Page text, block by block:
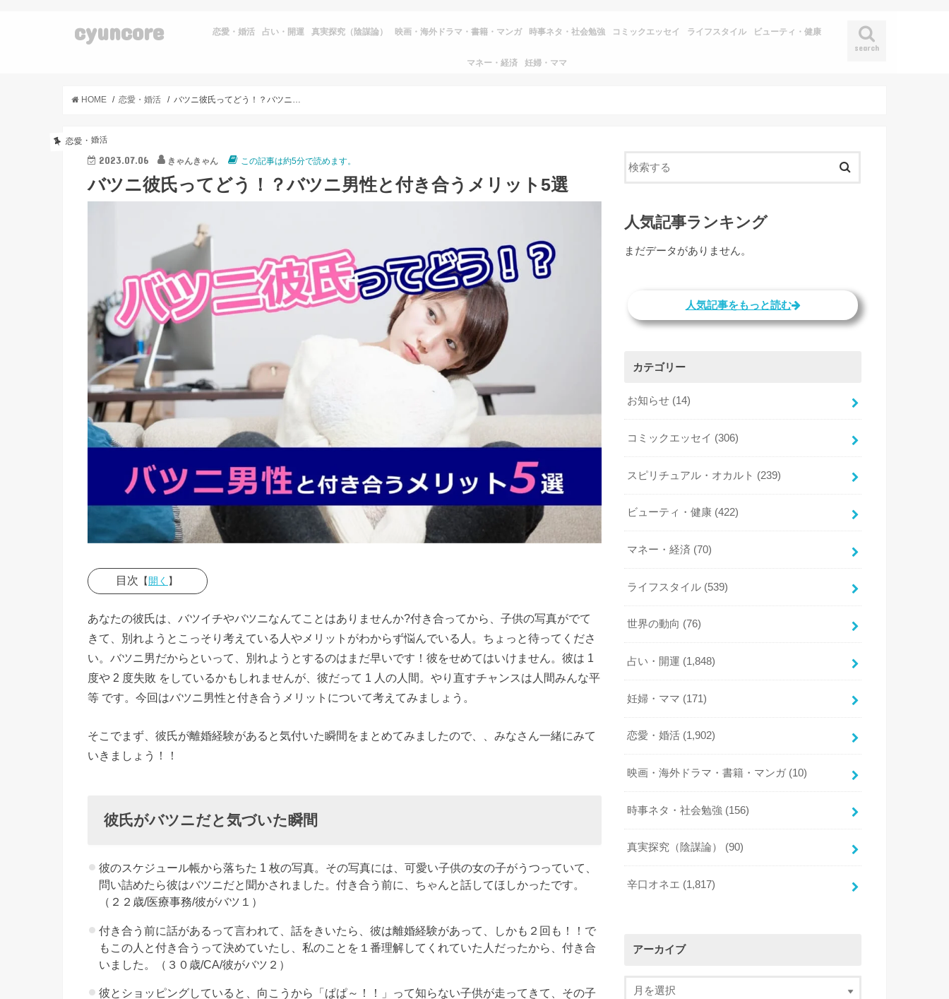
cyuncore
search
恋愛・婚活 占い・開運 真実探究（陰謀論） 映画・海外ドラマ・書籍・マンガ 時事ネタ・社会勉強 コミックエッセイ ライフスタイル ビューティ・健康
マネー・経済 妊婦・ママ
HOME 恋愛・婚活
恋愛・婚活
2023.07.06 きゃんきゃん この記事は約5分で読めます。
バツニ彼氏ってどう！？バツニ男性と付き合うメリット5選
目次 【開く 】
バツニだ
と気づい
た瞬間
› 彼女に
と言えな
い男性心
の男性と
メリット
»
０
１
、
容
あなたの彼氏は、バツイチやバツニなんてことはありませんか?付き合ってから、子供の写真がでて
きて、別れようとこっそり考えている人やメリットがわからず悩んでいる人。ちょっと待ってくださ
い。バツニ男だからといって、別れようとするのはまだ早いです！彼をせめてはいけません。彼は 1
度や 2 度失敗 をしているかもしれませんが、彼だって 1 人の人間。やり直すチャンスは人間みんな平
等 です。今回はバツニ男性と付き合うメリットについて考えてみましょう。
そこでまず、彼氏が離婚経験があると気付いた瞬間をまとめてみましたので、、みなさん一緒にみて
いきましょう！！
彼氏がバツニだと気づいた瞬間
彼のスケジュール帳から落ちた 1 枚の写真。その写真には、可愛い子供の女の子がうつっていて、
問い詰めたら彼はバツニだと聞かされました。付き合う前に、ちゃんと話してほしかったです。
（２２歳/医療事務/彼がバツ１）
付き合う前に話があるって言われて、話をきいたら、彼は離婚経験があって、しかも２回も！！で
もこの人と付き合うって決めていたし、私のことを１番理解してくれていた人だったから、付き合
いました。（３０歳/CA/彼がバツ２）
彼とショッピングしていると、向こうから「ぱぱ～！！」って知らない子供が走ってきて、その子
人気記事ランキング
まだデータがありません。
人気記事をもっと読む
カテゴリー
お知らせ (14)
コミックエッセイ (306)
スピリチュアル・オカルト (239)
ビューティ・健康 (422)
マネー・経済 (70)
ライフスタイル (539)
世界の動向 (76)
占い・開運 (1,848)
妊婦・ママ (171)
恋愛・婚活 (1,902)
映画・海外ドラマ・書籍・マンガ (10)
時事ネタ・社会勉強 (156)
真実探究（陰謀論） (90)
辛口オネエ (1,817)
アーカイブ